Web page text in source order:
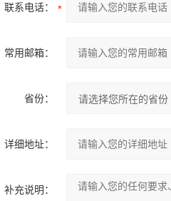
联系电话：
常用邮箱：
省份：
详细地址：
补充说明：